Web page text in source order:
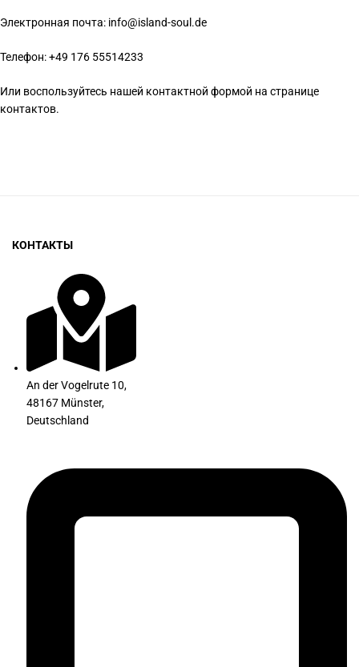
Электронная почта: info@island-soul.de
Телефон:+49 176 55514233
Или воспользуйтесь нашей контактной формой на странице
контактов.
КОНТАКТЫ
An der Vogelrute 10,
48167 Münster,
Deutschland